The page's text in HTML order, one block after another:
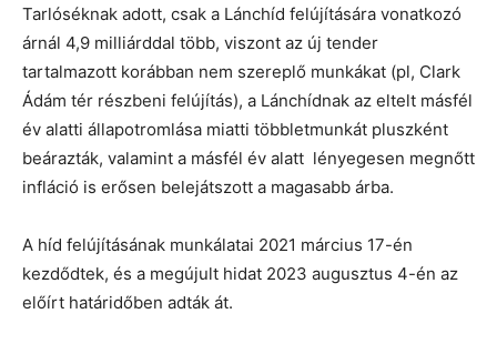
Tarlóséknak adott, csak a Lánchíd felújítására vonatkozó
árnál 4,9 milliárddal több, viszont az új tender
tartalmazott korábban nem szereplő munkákat (pl, Clark
Ádám tér részbeni felújítás), a Lánchídnak az eltelt másfél
év alatti állapotromlása miatti többletmunkát pluszként
beárazták, valamint a másfél év alatt lényegesen megnőtt
infláció is erősen belejátszott a magasabb árba.
A híd felújításának munkálatai 2021 március 17-én
kezdődtek, és a megújult hidat 2023 augusztus 4-én az
előírt határidőben adták át.